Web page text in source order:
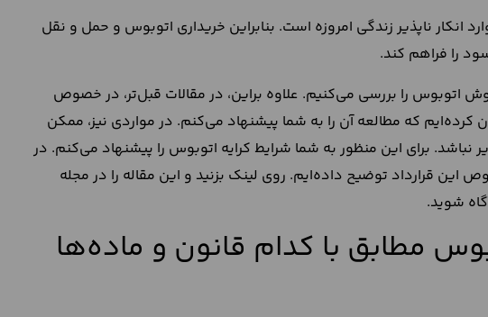
ناپذیر زندگی امروزه است. بنابراین خریداری اتوبوس و حمل و نقل
را فراهم کند.
اتوبوس را بررسی می‌کنیم. علاوه براین، در مقالات قبل‌تر، در خصوص
کرده‌ایم که مطالعه آن را به شما پیشنهاد می‌کنم. در مواردی نیز، ممکن
برای این منظور به شما شرایط کرایه اتوبوس را پیشنهاد می‌کنم. در
این قرارداد توضیح داده‌ایم. روی لینک بزنید و این مقاله را در مجله
شوید.
مطابق با کدام قانون و ماده‌ها